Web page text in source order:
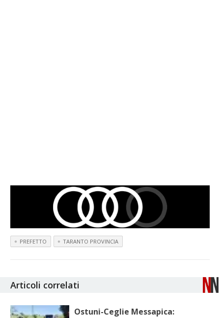
PREFETTO TARANTO PROVINCIA
Articoli correlati
Ostuni-Ceglie Messapica: